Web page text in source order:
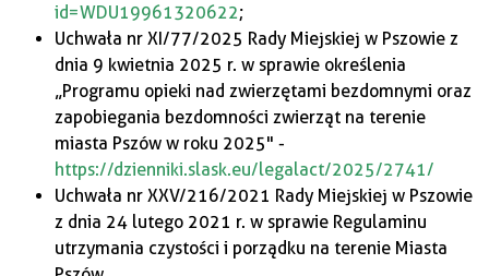
id=WDU19961320622;
Uchwała nr XI/77/2025 Rady Miejskiej w Pszowie z
dnia 9 kwietnia 2025 r. w sprawie określenia
„Programu opieki nad zwierzętami bezdomnymi oraz
zapobiegania bezdomności zwierząt na terenie
miasta Pszów w roku 2025" -
https://dzienniki.slask.eu/legalact/2025/2741/
Uchwała nr XXV/216/2021 Rady Miejskiej w Pszowie
z dnia 24 lutego 2021 r. w sprawie Regulaminu
utrzymania czystości i porządku na terenie Miasta